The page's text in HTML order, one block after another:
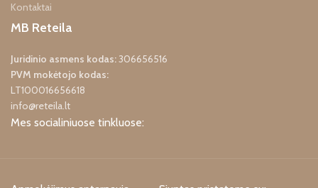
Kontaktai
MB Reteila
Juridinio asmens kodas:306656516
PVM mokėtojo kodas:
LT100016656618
info@reteila.lt
Mes socialiniuose tinkluose: